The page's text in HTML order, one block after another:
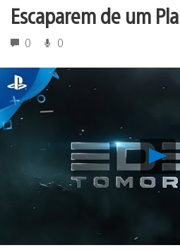
Escaparem de um
0 0